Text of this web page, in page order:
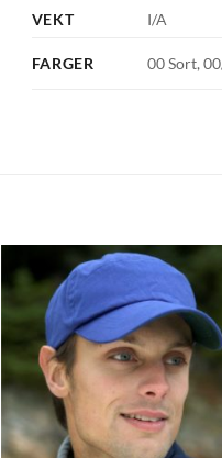
VEKT I/A
FARGER 00 Sort,